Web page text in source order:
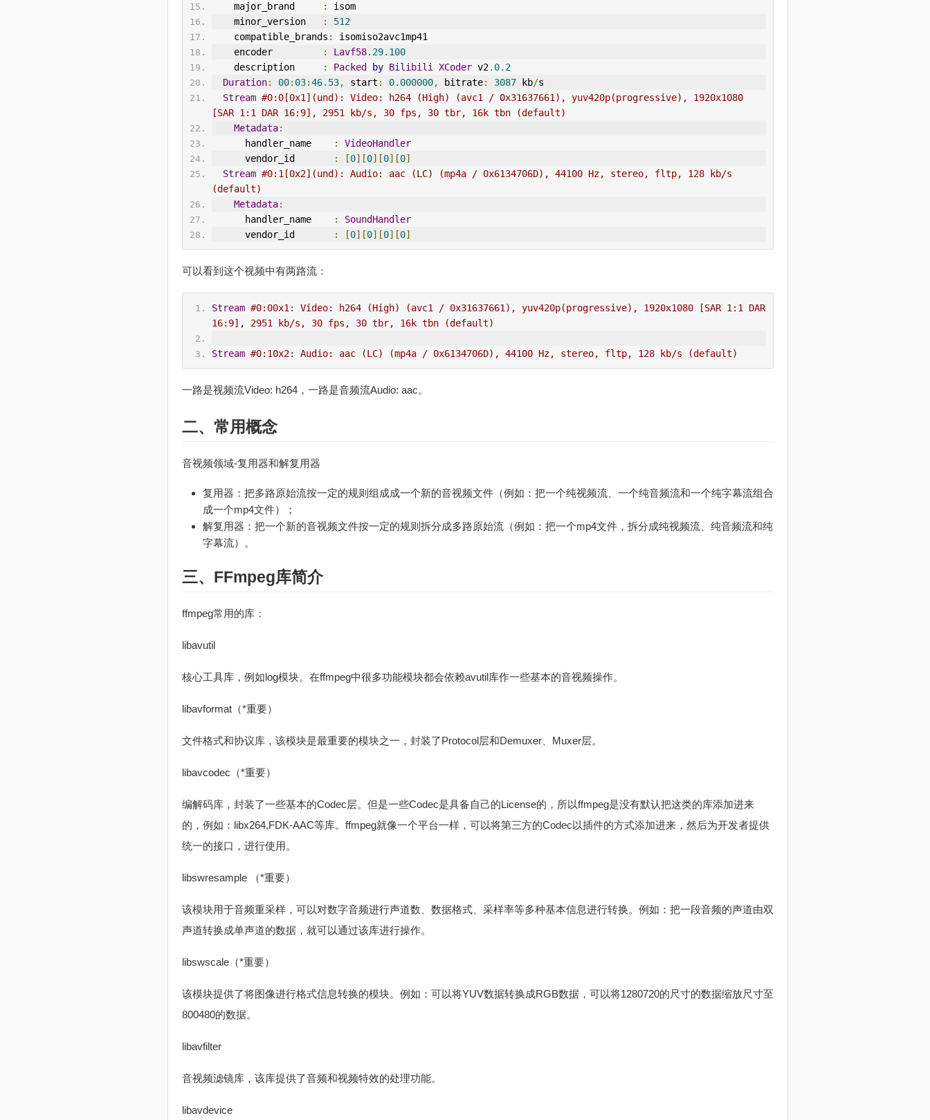
    major_brand
:
isom
    minor_version
:
512
    compatible_brands
:
isomiso2avc1mp41
    encoder
: Lavf58. 29.100
    description
: Packed by Bilibili XCoder v2. 0.2
Duration: 00: 03:46.53, start : 0.000000, bitrate: 3087 kb/s
Stream #0:0[0x1](und): Video: h264 (High) (avc1 / 0x31637661), yuv420p(progressive), 1920x1080
[SAR 1:1 DAR 16:9], 2951 kb/s, 30 fps, 30 tbr, 16k tbn (default)
Metadata:
      handler_name
:
VideoHandler
      vendor_id
: [0][0][0][0]
Stream #0:1[0x2](und): Audio: aac (LC) (mp4a / 0x6134706D), 44100 Hz, stereo, fltp, 128 kb/s
(default)
Metadata:
      handler_name
:
SoundHandler
      vendor_id
: [0][0][0][0]
可以看到这个视频中有两路流：
Stream #0:00x1: Video: h264 (High) (avc1 / 0x31637661), yuv420p(progressive), 1920x1080 [SAR 1:1 DAR
16:9], 2951 kb/s, 30 fps, 30 tbr, 16k tbn (default)
Stream #0:10x2: Audio: aac (LC) (mp4a / 0x6134706D), 44100 Hz, stereo, fltp, 128 kb/s (default)
一路是视频流Video: h264，一路是音频流Audio: aac。
二、常用概念
音视频领域-复用器和解复用器
复用器：把多路原始流按一定的规则组成成一个新的音视频文件（例如：把一个纯视频流、一个纯音频流和一个纯字幕流组合
成一个mp4文件）；
解复用器：把一个新的音视频文件按一定的规则拆分成多路原始流（例如：把一个mp4文件，拆分成纯视频流、纯音频流和纯
字幕流）。
三、FFmpeg库简介
ffmpeg常用的库：
libavutil
核心工具库，例如log模块。在ffmpeg中很多功能模块都会依赖avutil库作一些基本的音视频操作。
libavformat（*重要）
文件格式和协议库，该模块是最重要的模块之一，封装了Protocol层和Demuxer、Muxer层。
libavcodec（*重要）
编解码库，封装了一些基本的Codec层。但是一些Codec是具备自己的License的，所以ffmpeg是没有默认把这类的库添加进来
的，例如：libx264,FDK-AAC等库。ffmpeg就像一个平台一样，可以将第三方的Codec以插件的方式添加进来，然后为开发者提供
统一的接口，进行使用。
libswresample （*重要）
该模块用于音频重采样，可以对数字音频进行声道数、数据格式、采样率等多种基本信息进行转换。例如：把一段音频的声道由双
声道转换成单声道的数据，就可以通过该库进行操作。
libswscale（*重要）
该模块提供了将图像进行格式信息转换的模块。例如：可以将YUV数据转换成RGB数据，可以将1280720的尺寸的数据缩放尺寸至
800480的数据。
libavfilter
音视频滤镜库，该库提供了音频和视频特效的处理功能。
libavdevice